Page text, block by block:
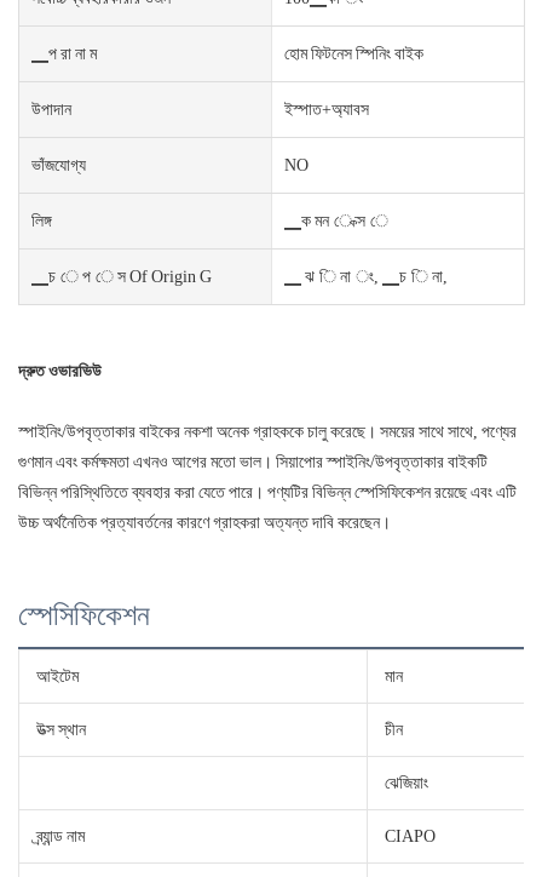
▁প রা না ম হোম ফিটনেস স্পিনিং বাইক
উপাদান ইস্পাত+অ্যাবস
ভাঁজযোগ্য NO
লিঙ্গ ▁ক মন ে ক্স ে
▁চ ে প ে স Of Origin G ▁ ঝ ি না ং, ▁চ ি না,
দ্রুত ওভারভিউ
স্পাইনিং/উপবৃত্তাকার বাইকের নকশা অনেক গ্রাহককে চালু করেছে। সময়ের সাথে সাথে, পণ্যের
গুণমান এবং কর্মক্ষমতা এখনও আগের মতো ভাল। সিয়াপোর স্পাইনিং/উপবৃত্তাকার বাইকটি
বিভিন্ন পরিস্থিতিতে ব্যবহার করা যেতে পারে। পণ্যটির বিভিন্ন স্পেসিফিকেশন রয়েছে এবং এটি
উচ্চ অর্থনৈতিক প্রত্যাবর্তনের কারণে গ্রাহকরা অত্যন্ত দাবি করেছেন।
স্পেসিফিকেশন
আইটেম মান
উত্স স্থান চীন
ঝেজিয়াং
ব্র্যান্ড নাম CIAPO